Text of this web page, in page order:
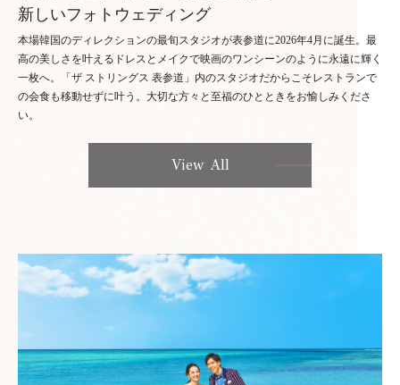
新しいフォトウェディング
本場韓国のディレクションの最旬スタジオが表参道に2026年4月に誕生。最
高の美しさを叶えるドレスとメイクで映画のワンシーンのように永遠に輝く
一枚へ。「ザ ストリングス 表参道」内のスタジオだからこそレストランで
の会食も移動せずに叶う。大切な方々と至福のひとときをお愉しみくださ
い。
View All